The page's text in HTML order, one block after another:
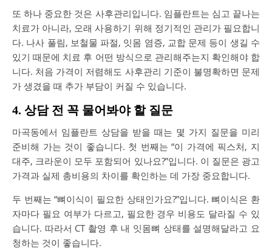
또 하나 중요한 것은 사후관리입니다. 임플란트는 심고 끝나는
치료가 아니라, 오래 사용하기 위해 정기적인 관리가 필요합니
다. 나사 풀림, 보철물 파절, 잇몸 염증, 교합 문제 등이 생길 수
있기 때문에 치료 후 어떤 방식으로 관리해주는지 확인해야 합
니다. 처음 가격이 저렴해도 사후관리 기준이 불명확하면 문제
가 생겼을 때 추가 부담이 커질 수 있습니다.
4. 상담 전 꼭 물어봐야 할 질문
마곡동에서 임플란트 상담을 받을 때는 몇 가지 질문을 미리
준비해 가는 것이 좋습니다. 첫 번째는 “이 가격에 픽스처, 지
대주, 크라운이 모두 포함되어 있나요?”입니다. 이 질문은 광고
가격과 실제 총비용의 차이를 확인하는 데 가장 중요합니다.
두 번째는 “뼈이식이 필요한 상태인가요?”입니다. 뼈이식은 환
자마다 필요 여부가 다르고, 필요한 경우 비용도 달라질 수 있
습니다. 따라서 CT 촬영 후 내 잇몸뼈 상태를 설명해달라고 요
청하는 것이 좋습니다.